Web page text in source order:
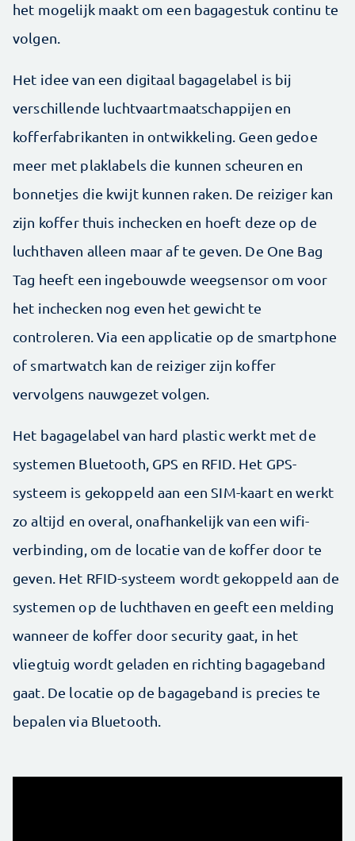
het mogelijk maakt om een bagagestuk continu te
volgen.
Het idee van een digitaal bagagelabel is bij
verschillende luchtvaartmaatschappijen en
kofferfabrikanten in ontwikkeling. Geen gedoe
meer met plaklabels die kunnen scheuren en
bonnetjes die kwijt kunnen raken. De reiziger kan
zijn koffer thuis inchecken en hoeft deze op de
luchthaven alleen maar af te geven. De One Bag
Tag heeft een ingebouwde weegsensor om voor
het inchecken nog even het gewicht te
controleren. Via een applicatie op de smartphone
of smartwatch kan de reiziger zijn koffer
vervolgens nauwgezet volgen.
Het bagagelabel van hard plastic werkt met de
systemen Bluetooth, GPS en RFID. Het GPS-
systeem is gekoppeld aan een SIM-kaart en werkt
zo altijd en overal, onafhankelijk van een wifi-
verbinding, om de locatie van de koffer door te
geven. Het RFID-systeem wordt gekoppeld aan de
systemen op de luchthaven en geeft een melding
wanneer de koffer door security gaat, in het
vliegtuig wordt geladen en richting bagageband
gaat. De locatie op de bagageband is precies te
bepalen via Bluetooth.